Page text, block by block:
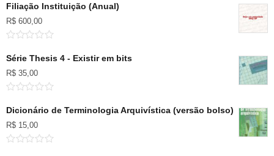
Filiação Instituição (Anual)
R$ 600,00
Série Thesis 4 - Existir em bits
R$ 35,00
Dicionário de Terminologia Arquivística (versão bolso)
R$ 15,00